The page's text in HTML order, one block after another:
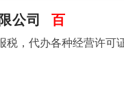
公司 百
税，代办各种经营许可